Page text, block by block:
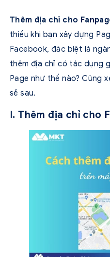
Thêm địa chỉ cho
thiếu khi bạn xây dựng
Facebook, đăc biệt là
thêm địa chỉ có tác dụng
Page như thế nào? Cùng
sẻ sau.
I. Thêm địa chỉ cho